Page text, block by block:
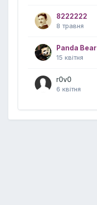
8222222
8 травня
Panda Bear
15 квітня
r0v0
6 квітня